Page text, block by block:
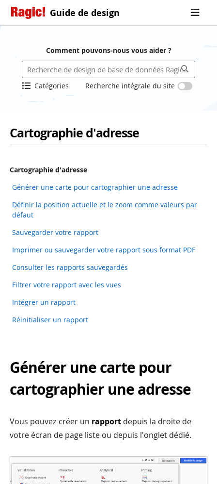
Guide de design
Comment pouvons-nous vous aider ?
Catégories Recherche intégrale du site
Cartographie d'adresse
Cartographie d'adresse
Générer une carte pour cartographier une adresse
Définir la position actuelle et le zoom comme valeurs par
défaut
Sauvegarder votre rapport
Imprimer ou sauvegarder votre rapport sous format PDF
Consulter les rapports sauvegardés
Filtrer votre rapport avec les vues
Intégrer un rapport
Réinitialiser un rapport
Générer une carte pour
cartographier une adresse
Vous pouvez créer un rapport depuis la droite de
votre écran de page liste ou depuis l'onglet dédié.